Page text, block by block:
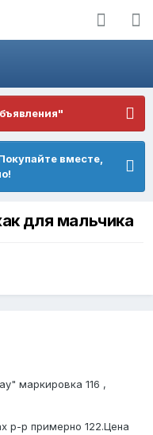
вместе,
для мальчика
маркировка 116 ,
р-р примерно 122.Цена